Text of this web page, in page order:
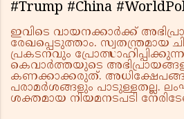
#Trump #China
ഇവിടെ വായനക്കാർക്ക്
രേഖപ്പെടുത്താം. സ്വതന്ത്രമായ
പ്രകടനവും
കെവാർത്തയുടെ
കണക്കാക്കരുത്.
പരാമർശങ്ങളും പാടുള്ളതല്ല.
ശക്തമായ നിയമനടപടി